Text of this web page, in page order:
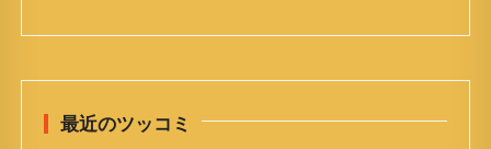
イ
最近のツッコミ